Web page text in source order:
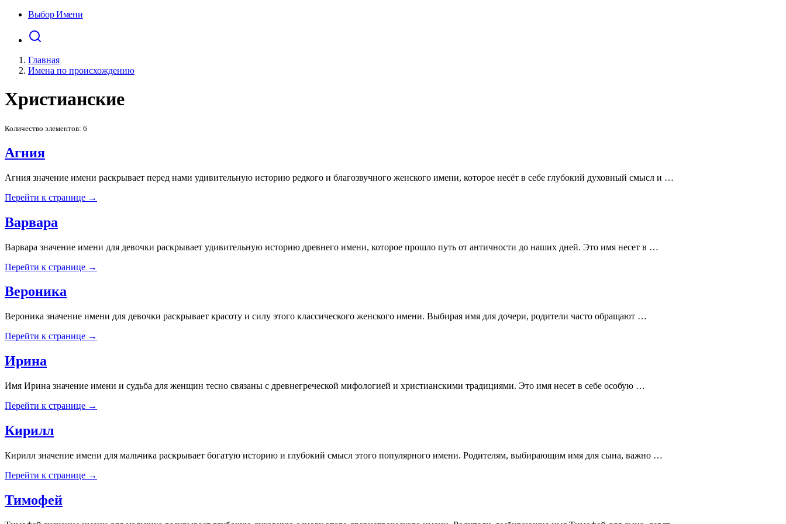
Выбор Имени
Главная
Имена по происхождению
Христианские
Количество элементов: 6
Агния
Агния значение имени раскрывает перед нами удивительную историю редкого и благозвучного женского имени, которое несёт в себе глубокий духовный смысл и …
Перейти к странице →
Варвара
Варвара значение имени для девочки раскрывает удивительную историю древнего имени, которое прошло путь от античности до наших дней. Это имя несет в …
Перейти к странице →
Вероника
Вероника значение имени для девочки раскрывает красоту и силу этого классического женского имени. Выбирая имя для дочери, родители часто обращают …
Перейти к странице →
Ирина
Имя Ирина значение имени и судьба для женщин тесно связаны с древнегреческой мифологией и христианскими традициями. Это имя несет в себе особую …
Перейти к странице →
Кирилл
Кирилл значение имени для мальчика раскрывает богатую историю и глубокий смысл этого популярного имени. Родителям, выбирающим имя для сына, важно …
Перейти к странице →
Тимофей